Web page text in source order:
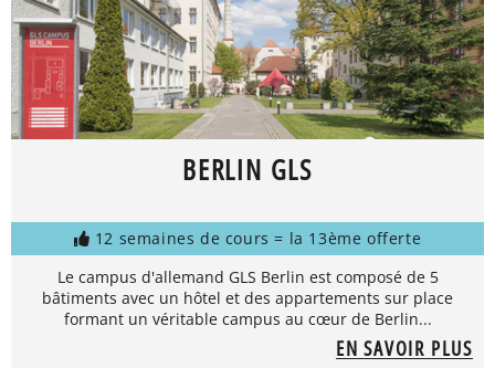
BERLIN GLS
12 semaines de cours = la 13ème offerte
Le campus d'allemand GLS Berlin est composé de 5
bâtiments avec un hôtel et des appartements sur place
formant un véritable campus au cœur de Berlin...
EN SAVOIR PLUS